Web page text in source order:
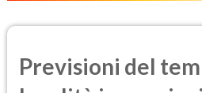
Previsioni del